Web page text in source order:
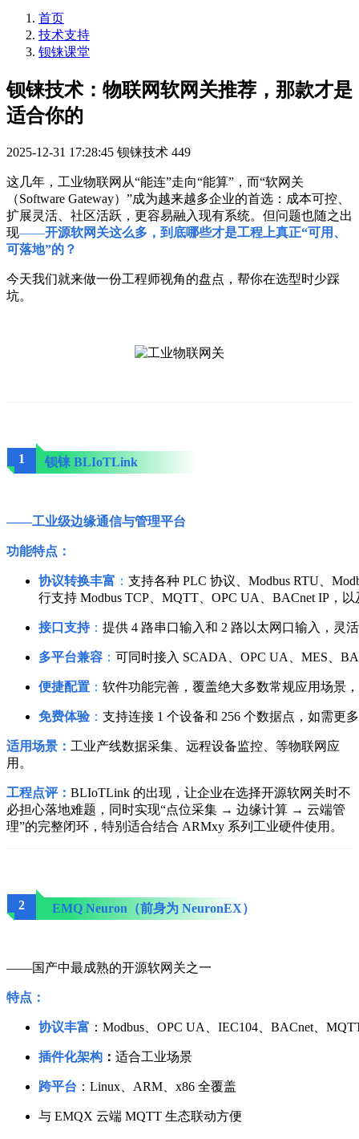
首页
技术支持
钡铼课堂
钡铼技术：物联网软网关推荐，那款才是
适合你的
2025-12-31 17:28:45 钡铼技术 449
这几年，工业物联网从“能连”走向“能算”，而“软网关
（Software Gateway）”成为越来越多企业的首选：成本可控、
扩展灵活、社区活跃，更容易融入现有系统。 但问题也随之出
现——开源软网关这么多，到底哪些才是工程上真正“可用、
可落地”的？
今天我们就来做一份工程师视角的盘点，帮你在选型时少踩
坑。
1 钡铼 BLIoTLink
——工业级边缘通信与管理平台
功能特点：
协议转换丰富 ： 支持各种 PLC 协议、Modbus RTU、
行支持 Modbus TCP、MQTT、OPC UA、BACnet IP，
接口支持： 提供 4 路串口输入和 2 路以太网口输入，灵
多平台兼容 ： 可同时接入 SCADA、OPC UA、MES、
便捷配置 ： 软件功能完善，覆盖绝大多数常规应用场景
免费体验 ： 支持连接 1 个设备和 256 个数据点，如需更
适用场景： 工业产线数据采集、远程设备监控、等物联网应
用。
工程点评： BLIoTLink 的出现，让企业在选择开源软网关时不
必担心落地难题，同时实现“点位采集 → 边缘计算 → 云端管
理”的完整闭环，特别适合结合 ARMxy 系列工业硬件使用。
2 EMQ Neuron（前身为 NeuronEX）
——国产中最成熟的开源软网关之一
特点：
协议丰富 ：Modbus、OPC UA、IEC104、BACnet、
插件化架构 ： 适合工业场景
跨平台 ：Linux、ARM、x86 全覆盖
与 EMQX 云端 MQTT 生态联动方便